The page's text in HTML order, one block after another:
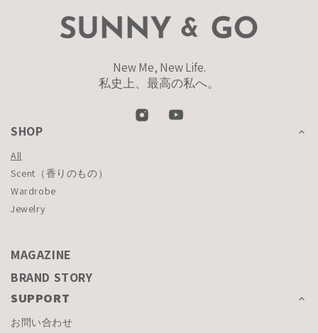
New Me, New Life.
私史上、最高の私へ。
SHOP
All
Scent（香りのもの）
Wardrobe
Jewelry
MAGAZINE
BRAND STORY
SUPPORT
お問い合わせ